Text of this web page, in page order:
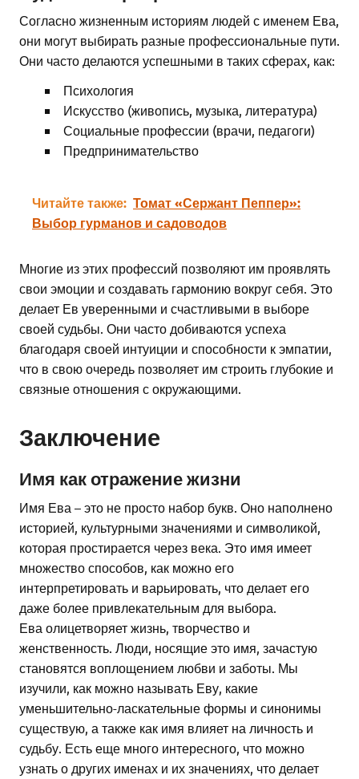
Согласно жизненным историям людей с именем Ева,
они могут выбирать разные профессиональные пути.
Они часто делаются успешными в таких сферах, как:
Психология
Искусство (живопись, музыка, литература)
Социальные профессии (врачи, педагоги)
Предпринимательство
Читайте также: Томат «Сержант Пеппер»:
Выбор гурманов и садоводов
Многие из этих профессий позволяют им проявлять
свои эмоции и создавать гармонию вокруг себя. Это
делает Ев уверенными и счастливыми в выборе
своей судьбы. Они часто добиваются успеха
благодаря своей интуиции и способности к эмпатии,
что в свою очередь позволяет им строить глубокие и
связные отношения с окружающими.
Заключение
Имя как отражение жизни
Имя Ева – это не просто набор букв. Оно наполнено
историей, культурными значениями и символикой,
которая простирается через века. Это имя имеет
множество способов, как можно его
интерпретировать и варьировать, что делает его
даже более привлекательным для выбора.
Ева олицетворяет жизнь, творчество и
женственность. Люди, носящие это имя, зачастую
становятся воплощением любви и заботы. Мы
изучили, как можно называть Еву, какие
уменьшительно-ласкательные формы и синонимы
существую, а также как имя влияет на личность и
судьбу. Есть еще много интересного, что можно
узнать о других именах и их значениях, что делает